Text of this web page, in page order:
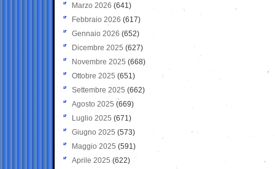
Marzo 2026 (641)
Febbraio 2026 (617)
Gennaio 2026 (652)
Dicembre 2025 (627)
Novembre 2025 (668)
Ottobre 2025 (651)
Settembre 2025 (662)
Agosto 2025 (669)
Luglio 2025 (671)
Giugno 2025 (573)
Maggio 2025 (591)
Aprile 2025 (622)